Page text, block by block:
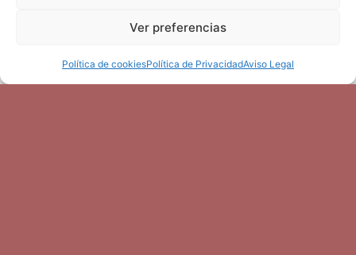
Ver preferencias
Política de cookiesPolítica de PrivacidadAviso Legal